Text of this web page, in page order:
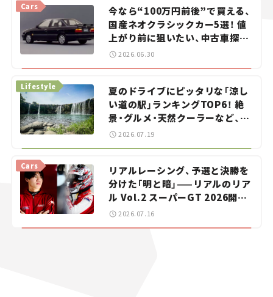
今なら“100万円前後”で買える、
国産ネオクラシックカー5選！ 値
上がり前に狙いたい、中古車探し
をお手伝い――ちょっとイケてるマ
イカー選び #02
Cars
2026.06.30
夏のドライブにピッタリな「涼し
い道の駅」ランキングTOP6！ 絶
景・グルメ・天然クーラーなど、避
暑におすすめのスポットを紹介
Lifestyle
2026.07.19
リアルレーシング、予選と決勝を
分けた「明と暗」——リアルのリア
ル Vol.2 スーパーGT 2026開幕
戦 岡山国際サーキット
Cars
2026.07.16